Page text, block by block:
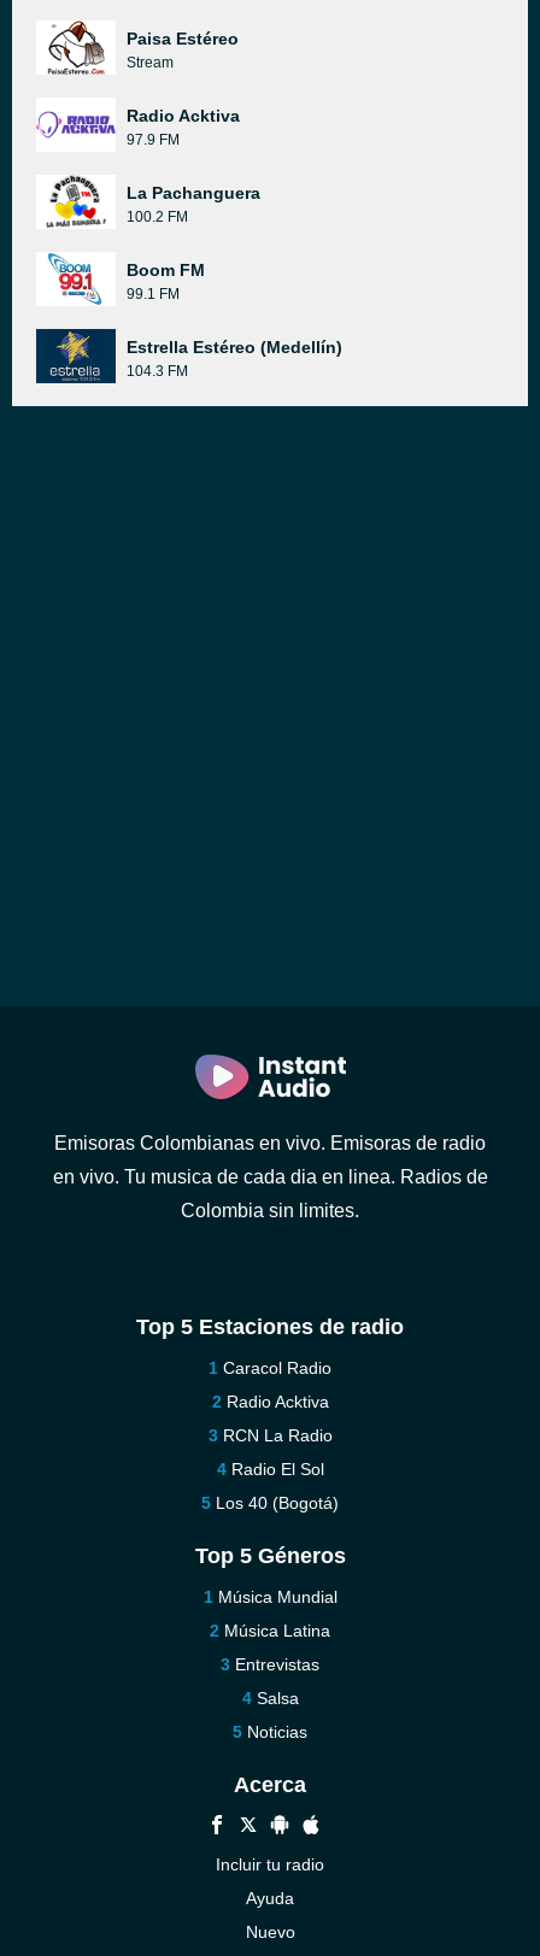
Paisa Estéreo
Stream
Radio Acktiva
97.9 FM
La Pachanguera
100.2 FM
Boom FM
99.1 FM
Estrella Estéreo (Medellín)
104.3 FM
Emisoras Colombianas en vivo. Emisoras de radio
en vivo. Tu musica de cada dia en linea. Radios de
Colombia sin limites.
Top 5 Estaciones de radio
Caracol Radio
Radio Acktiva
RCN La Radio
Radio El Sol
Los 40 (Bogotá)
Top 5 Géneros
Música Mundial
Música Latina
Entrevistas
Salsa
Noticias
Acerca
Incluir tu radio
Ayuda
Nuevo